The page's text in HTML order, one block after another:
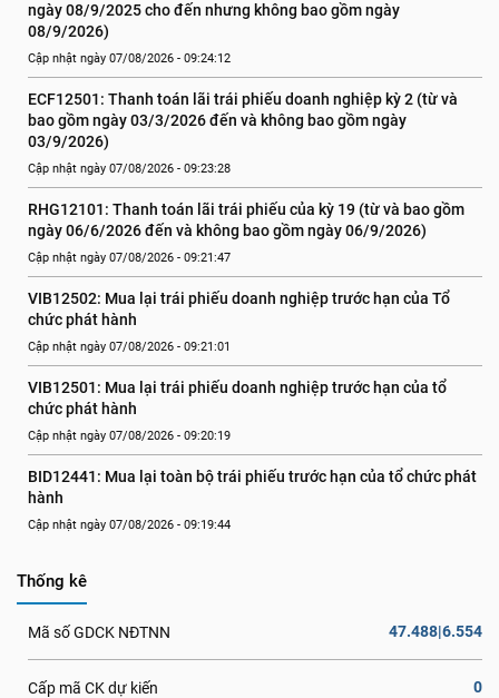
ngày 08/9/2025 cho đến nhưng không bao gồm ngày
08/9/2026)
Cập nhật ngày 07/08/2026 - 09:24:12
ECF12501: Thanh toán lãi trái phiếu doanh nghiệp kỳ 2 (từ và
bao gồm ngày 03/3/2026 đến và không bao gồm ngày
03/9/2026)
Cập nhật ngày 07/08/2026 - 09:23:28
RHG12101: Thanh toán lãi trái phiếu của kỳ 19 (từ và bao gồm
ngày 06/6/2026 đến và không bao gồm ngày 06/9/2026)
Cập nhật ngày 07/08/2026 - 09:21:47
VIB12502: Mua lại trái phiếu doanh nghiệp trước hạn của Tổ
chức phát hành
Cập nhật ngày 07/08/2026 - 09:21:01
VIB12501: Mua lại trái phiếu doanh nghiệp trước hạn của tổ
chức phát hành
Cập nhật ngày 07/08/2026 - 09:20:19
BID12441: Mua lại toàn bộ trái phiếu trước hạn của tổ chức phát
hành
Cập nhật ngày 07/08/2026 - 09:19:44
Thống kê
Mã số GDCK NĐTNN 47.488|6.554
Cấp mã CK dự kiến 0